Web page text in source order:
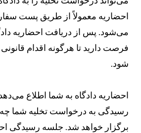
احضاریه معمولاً از طریق پست
می‌شود. پس از دریافت احضاریه
فرصت دارید تا هرگونه اقدام قانونی
شود.
احضاریه دادگاه به شما اطلاع می‌دهد
رسیدگی به درخواست تخلیه شما چه